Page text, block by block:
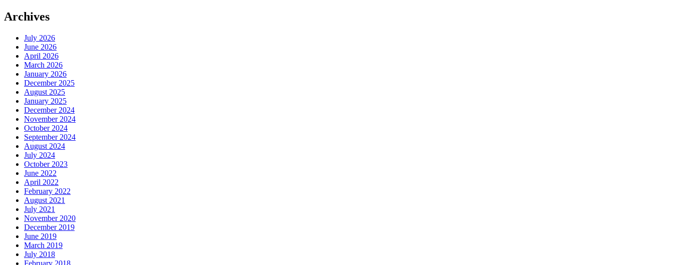
Archives
July 2026
June 2026
April 2026
March 2026
January 2026
December 2025
August 2025
January 2025
December 2024
November 2024
October 2024
September 2024
August 2024
July 2024
October 2023
June 2022
April 2022
February 2022
August 2021
July 2021
November 2020
December 2019
June 2019
March 2019
July 2018
February 2018